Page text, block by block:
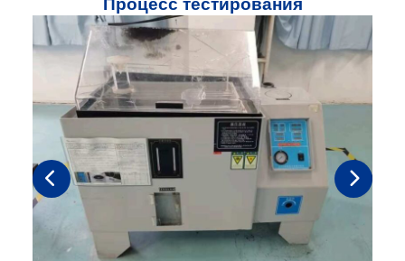
Процесс тестирования